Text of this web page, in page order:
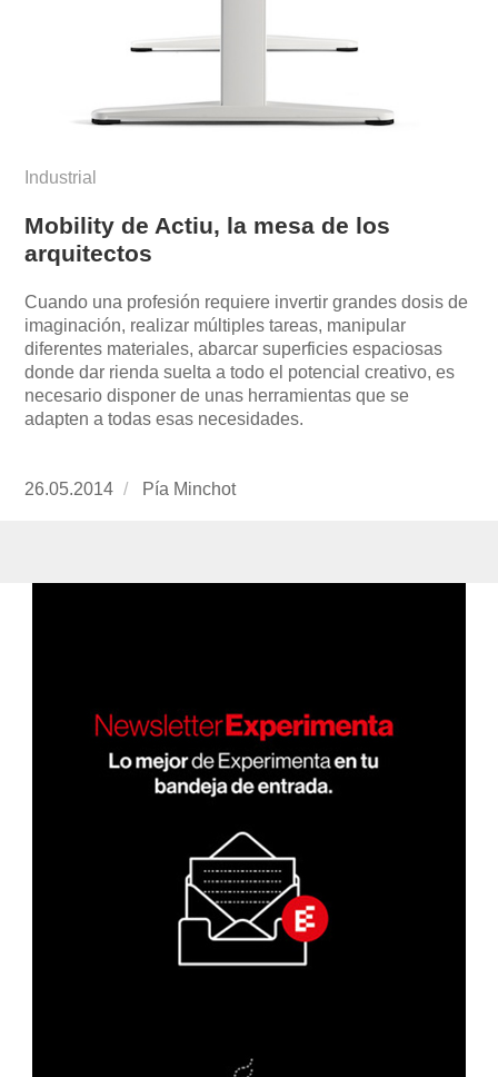
Industrial
Mobility de Actiu, la mesa de los
arquitectos
Cuando una profesión requiere invertir grandes dosis de
imaginación, realizar múltiples tareas, manipular
diferentes materiales, abarcar superficies espaciosas
donde dar rienda suelta a todo el potencial creativo, es
necesario disponer de unas herramientas que se
adapten a todas esas necesidades.
Publicado
26.05.2014 https://www.experimenta.es/author/pia/
Pía Minchot